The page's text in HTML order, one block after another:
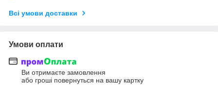
Всі умови доставки
Умови оплати
Ви отримаєте замовлення
або гроші повернуться на вашу картку